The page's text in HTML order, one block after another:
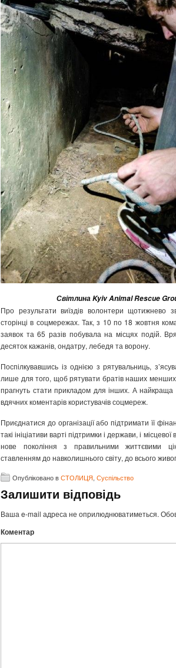
Світлина Kyiv Animal Rescue
Про результати виїздів волонтери щотижнево
сторінці в соцмережах. Так, з 10 по 18 жовтня
заявок та 65 разів побувала на місцях подій.
десяток кажанів, ондатру, лебедя та ворону.
Поспілкувавшись із однією з рятувальниць,
лише для того, щоб рятувати братів наших
прагнуть стати прикладом для інших. А найкраща
вдячних коментарів користувачів соцмереж.
Приєднатися до організації або підтримати її
такі ініціативи варті підтримки і держави, і
нове покоління з правильними життєвими
ставленням до навколишнього світу, до всього
Опубліковано вСТОЛИЦЯ, Суспільство
Залишити відповідь
Ваша e-mail адреса не оприлюднюватиметься.
Коментар